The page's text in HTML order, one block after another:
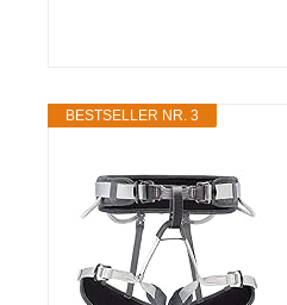
BESTSELLER NR. 3